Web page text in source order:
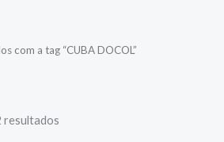
com a tag “CUBA DOCOL”
resultados